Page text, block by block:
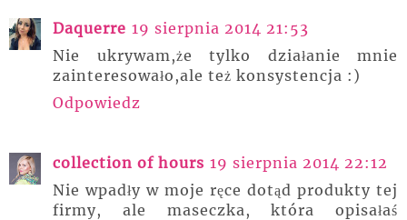
Daquerre 19 sierpnia 2014 21:53
Nie ukrywam,że tylko działanie mnie
zainteresowało,ale też konsystencja :)
Odpowiedz
collection of hours 19 sierpnia 2014 22:12
Nie wpadły w moje ręce dotąd produkty tej
firmy, ale maseczka, która opisałaś